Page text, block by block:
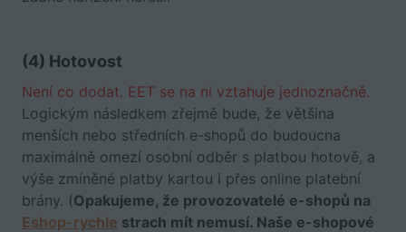
(4) Hotovost
Není co dodat. EET se na ni vztahuje jednoznačně.
Logickým následkem zřejmě bude, že většina
menších nebo středních e-shopů do budoucna
maximálně omezí osobní odběr s platbou hotově, a
výše zmíněné platby kartou i přes online platební
brány. (Opakujeme, že provozovatelé e-shopů na
Eshop-rychle strach mít nemusí. Naše e-shopové